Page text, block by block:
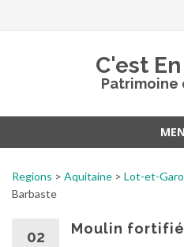
C'est
Patrimoine
contenu
Regions > Aquitaine > Lot-et-
Barbaste
02 Moulin